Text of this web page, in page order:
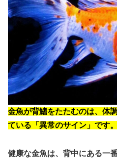
金魚が背鰭をたたむのは、体
ている「異常のサイン」です。
健康な金魚は、背中にある一